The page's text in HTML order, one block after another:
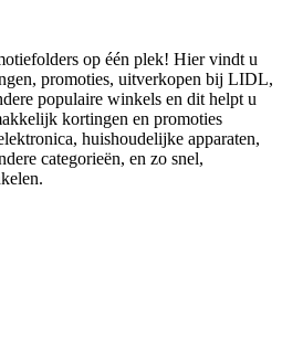
op één plek! Hier vindt u
promoties, uitverkopen bij LIDL,
populaire winkels en dit helpt u
kortingen en promoties
huishoudelijke apparaten,
categorieën, en zo snel,